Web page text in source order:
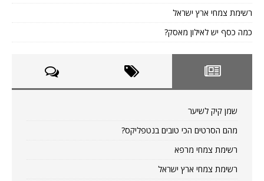
רשימת צמחי ארץ ישראל
כמה כסף יש לאילון מאסק?
שמן קיק לשיער
מהם הסרטים הכי טובים בנטפליקס?
רשימת צמחי מרפא
רשימת צמחי ארץ ישראל